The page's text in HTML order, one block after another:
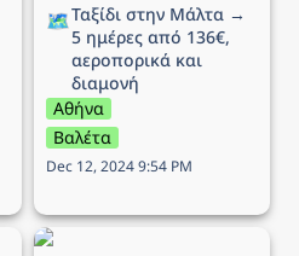
🗺️Ταξίδι στην Μάλτα →
5 ημέρες από 136€,
αεροπορικά και
διαμονή
Αθήνα
Βαλέτα
Dec 12, 2024 9:54 PM
Ταξίδι στην Νάπολη